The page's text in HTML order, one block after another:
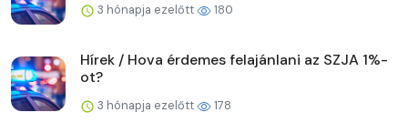
3 hónapja ezelőtt 180
Hírek / Hova érdemes felajánlani az SZJA 1%-
ot?
3 hónapja ezelőtt 178